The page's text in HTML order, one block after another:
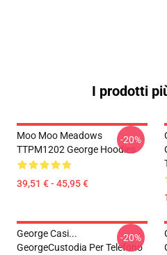
I prodotti
Moo Moo Meadows
TTPM1202 George Hoodies
39,51 € - 45,95 €
-20%
George Casi...
GeorgeCustodia Per Telefono
-20%